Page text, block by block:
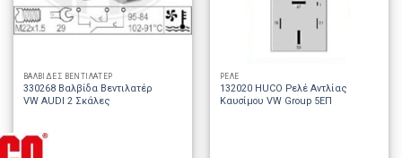
ΒΑΛΒΙΔΕΣ ΒΕΝΤΙΛΑΤΕΡ
330268 Βαλβίδα Βεντιλατέρ
VW AUDI 2 Σκάλες
ΡΕΛΕ
132020 HUCO Ρελέ Αντλίας
Καυσίμου VW Group 5EΠ